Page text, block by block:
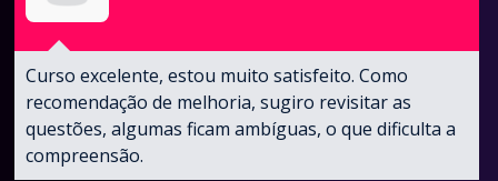
Curso excelente, estou muito satisfeito. Como
recomendação de melhoria, sugiro revisitar as
questões, algumas ficam ambíguas, o que dificulta a
compreensão.